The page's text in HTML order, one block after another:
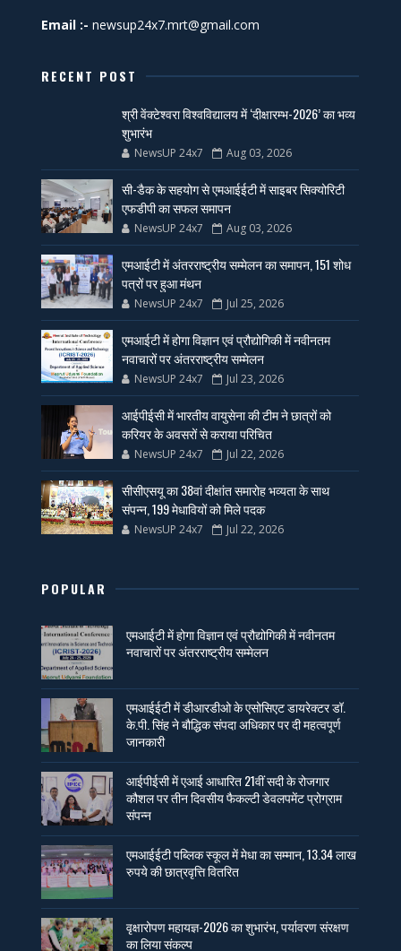
Email :- newsup24x7.mrt@gmail.com
RECENT POST
श्री वेंक्टेश्वरा विश्वविद्यालय में ‘दीक्षारम्भ-2026’ का भव्य
शुभारंभ
NewsUP 24x7 Aug 03, 2026
सी-डैक के सहयोग से एमआईईटी में साइबर सिक्योरिटी
एफडीपी का सफल समापन
NewsUP 24x7 Aug 03, 2026
एमआईटी में अंतरराष्ट्रीय सम्मेलन का समापन, 151 शोध
पत्रों पर हुआ मंथन
NewsUP 24x7 Jul 25, 2026
एमआईटी में होगा विज्ञान एवं प्रौद्योगिकी में नवीनतम
नवाचारों पर अंतरराष्ट्रीय सम्मेलन
NewsUP 24x7 Jul 23, 2026
आईपीईसी में भारतीय वायुसेना की टीम ने छात्रों को
करियर के अवसरों से कराया परिचित
NewsUP 24x7 Jul 22, 2026
सीसीएसयू का 38वां दीक्षांत समारोह भव्यता के साथ
संपन्न, 199 मेधावियों को मिले पदक
NewsUP 24x7 Jul 22, 2026
POPULAR
एमआईटी में होगा विज्ञान एवं प्रौद्योगिकी में नवीनतम
नवाचारों पर अंतरराष्ट्रीय सम्मेलन
एमआईईटी में डीआरडीओ के एसोसिएट डायरेक्टर डॉ.
के.पी. सिंह ने बौद्धिक संपदा अधिकार पर दी महत्वपूर्ण
जानकारी
आईपीईसी में एआई आधारित 21वीं सदी के रोजगार
कौशल पर तीन दिवसीय फैकल्टी डेवलपमेंट प्रोग्राम
संपन्न
एमआईईटी पब्लिक स्कूल में मेधा का सम्मान, 13.34 लाख
रुपये की छात्रवृत्ति वितरित
वृक्षारोपण महायज्ञ-2026 का शुभारंभ, पर्यावरण संरक्षण
का लिया संकल्प